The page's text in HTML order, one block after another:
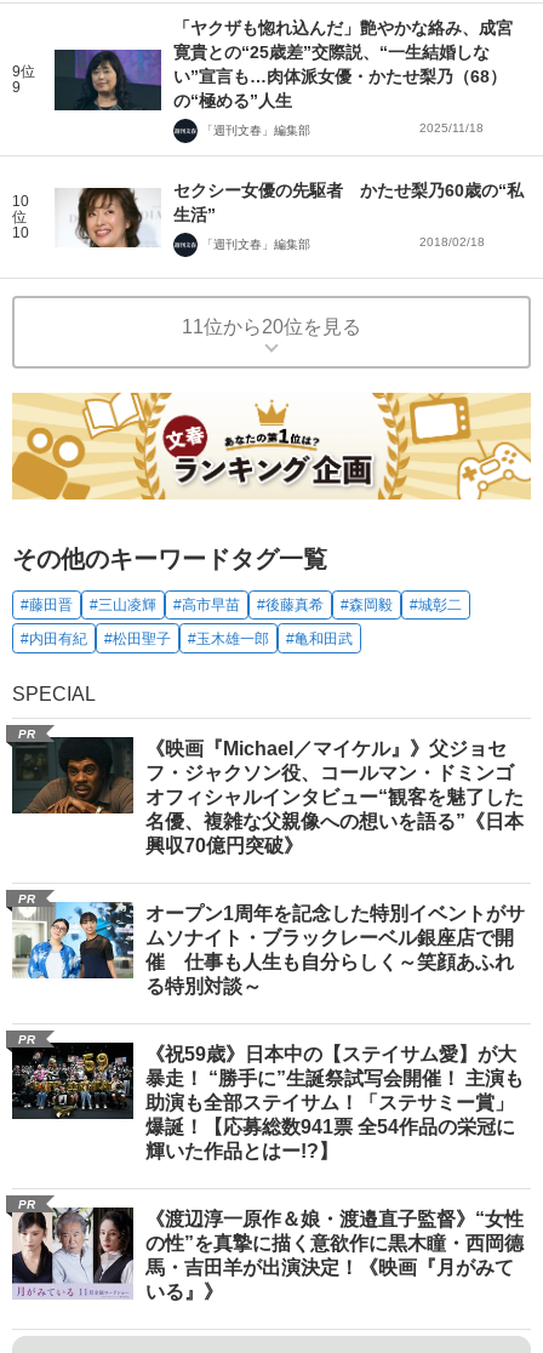
9位
9
「ヤクザも惚れ込んだ」艶やかな絡み、成宮
寛貴との“25歳差”交際説、“一生結婚しな
い”宣言も…肉体派女優・かたせ梨乃（68）
の“極める”人生
「週刊文春」編集部 2025/11/18
10
位
10
セクシー女優の先駆者 かたせ梨乃60歳の“私
生活”
「週刊文春」編集部 2018/02/18
11位から20位を見る
その他のキーワードタグ一覧
#藤田晋 #三山凌輝 #高市早苗 #後藤真希 #森岡毅
#城彰二
#内田有紀
#松田聖子 #玉木雄一郎 #亀和田武
SPECIAL
PR
《映画『Michael／マイケル』》父ジョセ
フ・ジャクソン役、コールマン・ドミンゴ
オフィシャルインタビュー“観客を魅了した
名優、複雑な父親像への想いを語る”《日本
興収70億円突破》
PR
オープン1周年を記念した特別イベントがサ
ムソナイト・ブラックレーベル銀座店で開
催 仕事も人生も自分らしく～笑顔あふれ
る特別対談～
PR
《祝59歳》日本中の【ステイサム愛】が大
暴走！ “勝手に”生誕祭試写会開催！ 主演も
助演も全部ステイサム！「ステサミー賞」
爆誕！【応募総数941票 全54作品の栄冠に
輝いた作品とはー!?】
PR
《渡辺淳一原作＆娘・渡邉直子監督》“女性
の性”を真摯に描く意欲作に黒木瞳・西岡德
馬・吉田羊が出演決定！《映画『月がみて
いる』》